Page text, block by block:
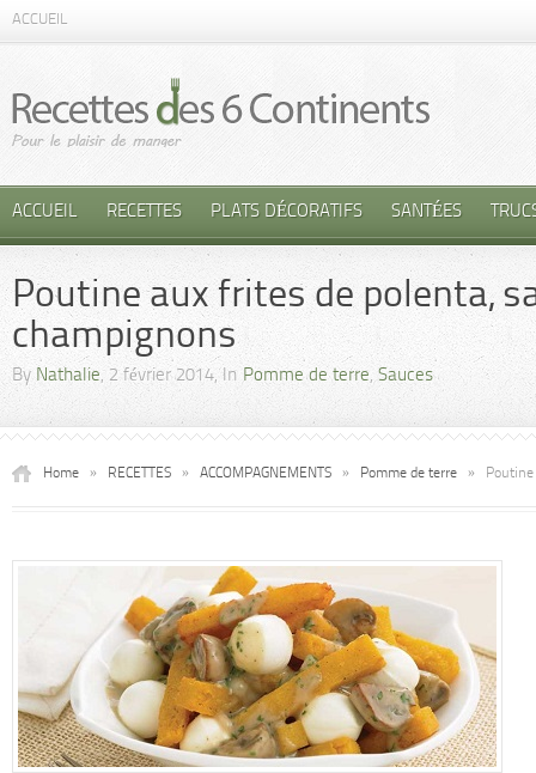
ACCUEIL
ACCUEIL RECETTES PLATS DÉCORATIFS SANTÉES
Poutine aux frites de polenta,
champignons
By Nathalie, 2 février 2014, In Pomme de terre, Sauces
Home » RECETTES » ACCOMPAGNEMENTS » Pomme de terre »